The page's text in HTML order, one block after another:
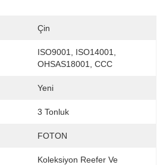
Çin
ISO9001, ISO14001,
OHSAS18001, CCC
Yeni
3 Tonluk
FOTON
Koleksiyon Reefer Ve